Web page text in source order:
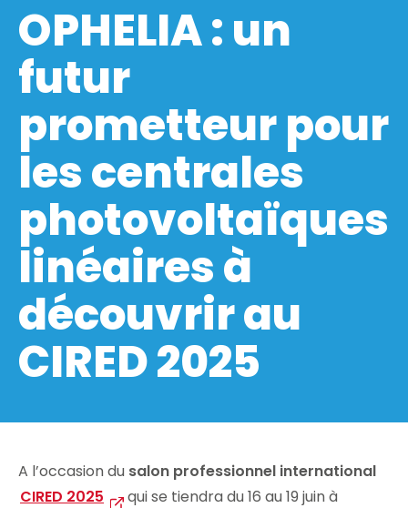
OPHELIA : un
futur
prometteur pour
les centrales
photovoltaïques
linéaires à
découvrir au
CIRED 2025
A l’occasion du salon professionnel international
CIRED 2025
qui se tiendra du 16 au 19 juin à